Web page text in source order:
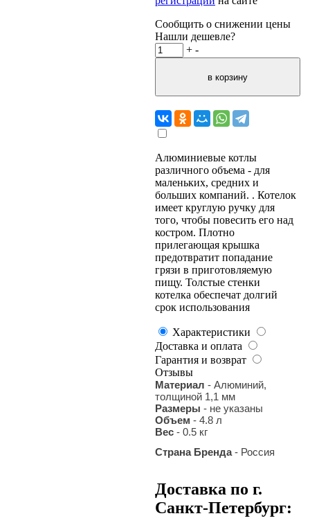
Сообщить о снижении цены
Нашли дешевле?
+ -
Алюминиевые котлы
различного объема - для
маленьких, средних и
больших компаний. . Котелок
имеет круглую ручку для
того, чтобы повесить его над
костром. Плотно
прилегающая крышка
предотвратит попадание
грязи в приготовляемую
пищу. Толстые стенки
котелка обеспечат долгий
срок использования
Характеристики
Доставка и оплата
Гарантия и возврат
Отзывы
Материал - Алюминий,
толщиной 1,1 мм
Размеры - не указаны
Объем - 4.8 л
Вес - 0.5 кг
Страна Бренда- Россия
Доставка по г.
Санкт-Петербург: